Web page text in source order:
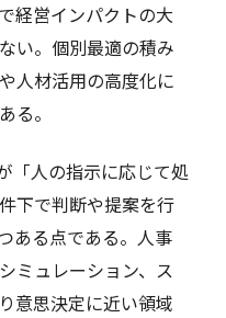
経営インパクトの大
い。個別最適の積み
人材活用の高度化に
る。
「人の指示に応じて処
下で判断や提案を行
ある点である。人事
ミュレーション、ス
意思決定に近い領域